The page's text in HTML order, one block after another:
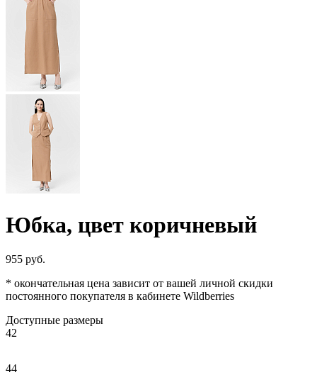
Юбка, цвет коричневый
955 руб.
* окончательная цена зависит от вашей личной скидки
постоянного покупателя в кабинете Wildberries
Доступные размеры
42
44